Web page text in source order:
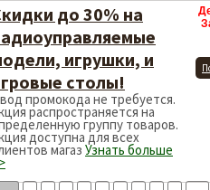
до 30% на
игрушки, и
столы!
промокода не требуется.
распространяется на
группу товаров.
доступна для всех
магаз Узнать больше